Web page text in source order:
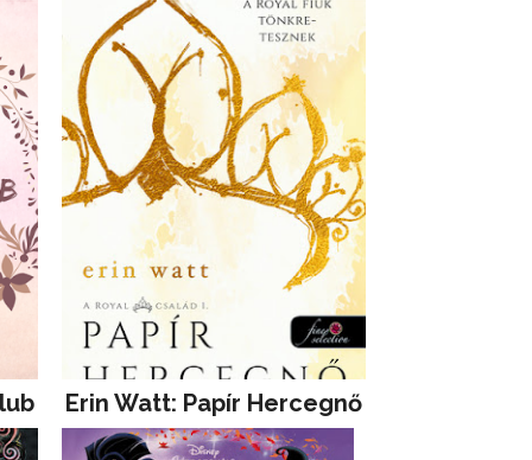
Erin Watt: Papír Hercegnő